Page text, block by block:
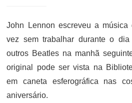
John Lennon escreveu a
vez sem trabalhar durante o
outros Beatles na manhã
original pode ser vista na
em caneta esferográfica nas
aniversário.